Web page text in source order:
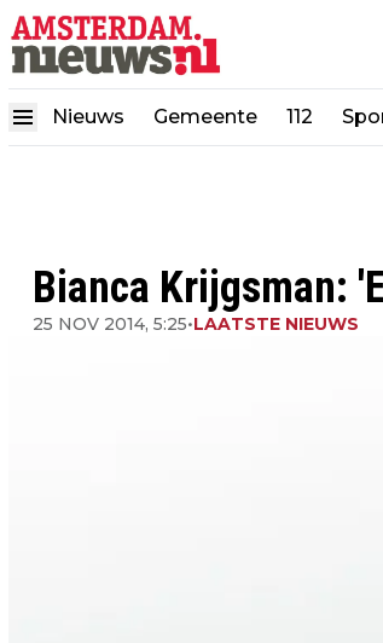
Nieuws Gemeente 112
Bianca Krijgsman:
25 NOV 2014, 5:25•LAATSTE NIEUWS